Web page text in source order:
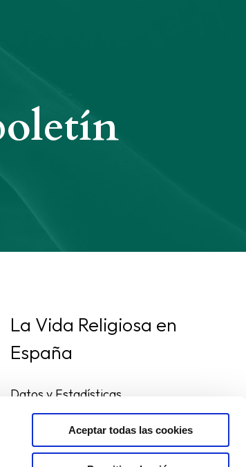
Aceptar todas las cookies
La Vida Religiosa en
España
Datos y Estadísticas
Preguntas frecuentes
Mapa de congregaciones